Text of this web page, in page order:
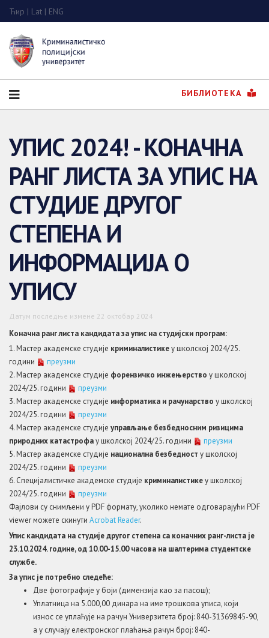
Ћир | Lat | ENG
БИБЛИОТЕКА
УПИС 2024! - КОНАЧНА
РАНГ ЛИСТА ЗА УПИС НА
СТУДИЈЕ ДРУГОГ
СТЕПЕНА И
ИНФОРМАЦИЈА О
УПИСУ
Датум последње измене 22 октобар 2024
Коначна ранг листа кандидата за упис на студијски програм:
1. Мастер академске студије криминалистикеу школској 2024/25.
години
преузми
2. Мастер академске студије форензичко инжењерство у школској
2024/25. години
преузми
3. Мастер академске студије информатика и рачунарство у школској
2024/25. години
преузми
4. Мастер академске студије управљање безбедносним ризицима
природних катастрофау школској 2024/25. години
преузми
5. Мастер академске студије национална безбедност у школској
2024/25. години
преузми
6. Специјалистичке академске студије криминалистикеу школској
2024/25. години
преузми
Фајлови су снимљени у PDF формату, уколико немате одговарајући PDF
viewer можете скинути Acrobat Reader.
Упис кандидата на студије другог степена са коначних ранг-листа је
23.10.2024. године, од 10.00-15.00 часова на шалтерима студентске
службе.
За упис је потребно следеће:
Две фотографије у боји (димензија као за пасош);
Уплатница на 5.000,00 динара на име трошкова уписа, који
износ се уплаћује на рачун Универзитета број: 840-31369845-90,
а у случају електронског плаћања рачун број: 840-